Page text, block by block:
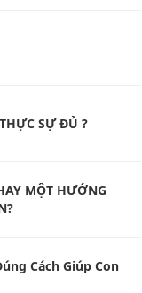
SỰ ĐỦ ?
MỘT HƯỚNG
Cách Giúp Con